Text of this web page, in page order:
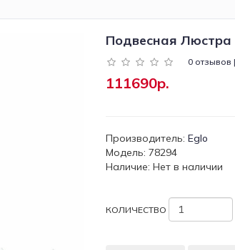
Подвесная Люстра
0
111690р.
Производитель: Eglo
Модель: 78294
Наличие: Нет в наличии
КОЛИЧЕСТВО